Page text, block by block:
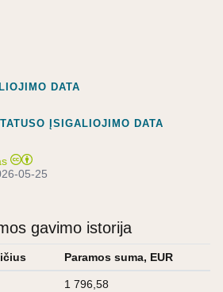
DATA
ĮSIGALIOJIMO DATA
05-25
gavimo istorija
Paramos suma, EUR
1 796,58